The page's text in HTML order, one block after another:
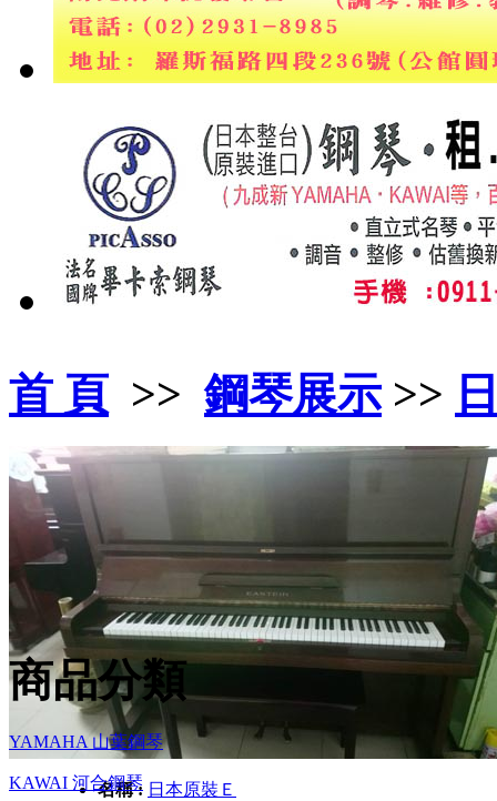
首 頁 >>鋼琴展示>>
名稱 : 日本原裝Ｅ
商品分類
YAMAHA 山葉鋼琴
KAWAI 河合鋼琴